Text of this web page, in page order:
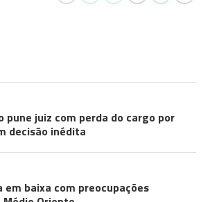
pune juiz com perda do cargo por
decisão inédita
baixa com preocupações